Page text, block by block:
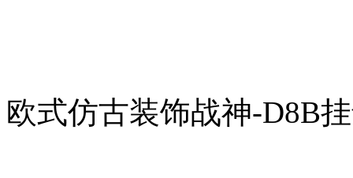
欧式仿古装饰战神-D8B